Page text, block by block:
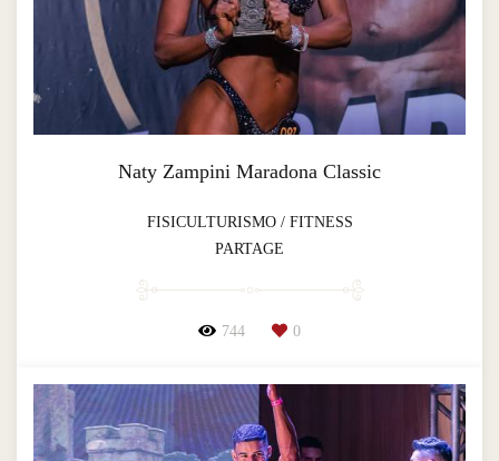
Naty Zampini Maradona Classic
FISICULTURISMO / FITNESS
PARTAGE
744 0